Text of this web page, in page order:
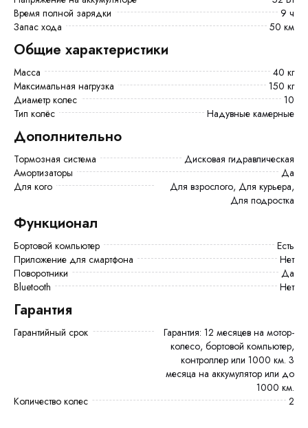
Время полной зарядки
9 ч
Запас хода
50 км
Общие характеристики
Масса
40 кг
Максимальная нагрузка
150 кг
Диаметр колес
10
Тип колёс
Надувные камерные
Дополнительно
Тормозная система
Дисковая гидравлическая
Амортизаторы
Да
Для кого
Для взрослого, Для курьера,
Для подростка
Функционал
Бортовой компьютер
есть
Приложение для смартфона
Нет
Поворотники
Да
Bluetooth
Нет
Гарантия
Гарантийный срок
Гарантия: 12 месяцев на мотор-
колесо, бортовой компьютер,
контроллер или 1000 км. 3
месяца на аккумулятор или до
1000 км.
Количество колес
2